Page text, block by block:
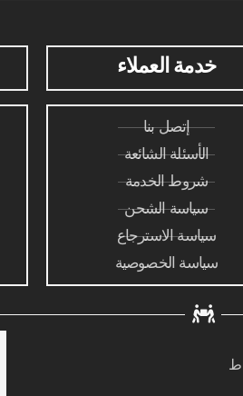
خدمة العملاء
إتصل بنا
الأسئلة الشائعة
شروط الخدمة
سياسة الشحن
سياسة الاسترجاع
سياسة الخصوصية